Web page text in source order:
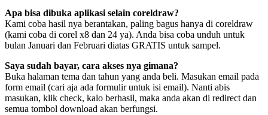
Apa bisa dibuka aplikasi selain coreldraw?
Kami coba hasil nya berantakan, paling bagus hanya di coreldraw
(kami coba di corel x8 dan 24 ya). Anda bisa coba unduh untuk
bulan Januari dan Februari diatas GRATIS untuk sampel.
Saya sudah bayar, cara akses nya gimana?
Buka halaman tema dan tahun yang anda beli. Masukan email pada
form email (cari aja ada formulir untuk isi email). Nanti abis
masukan, klik check, kalo berhasil, maka anda akan di redirect dan
semua tombol download akan berfungsi.